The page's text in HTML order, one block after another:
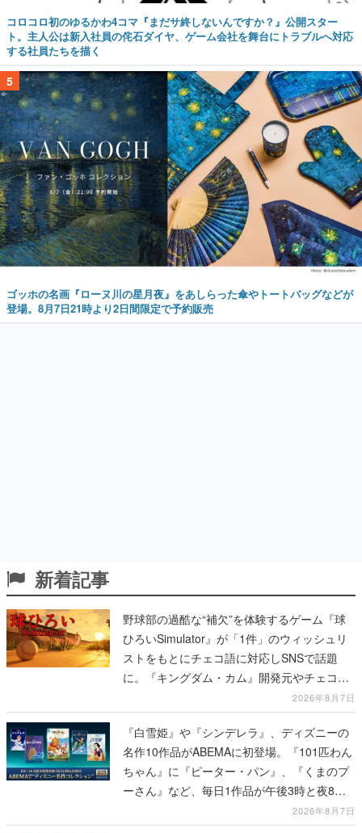
5
ゴッホの名画『ローヌ川の星月夜』をあしらった傘やトートバッグなどが
登場。8月7日21時より2日間限定で予約販売
ストをもとにチェコ語に対応しSNSで話題
に。『キングダム・カム』開発元やチェコの
プロ野球選手から称賛の声
2026年8月7日
『白雪姫』や『シンデレラ』、ディズニーの
名作10作品がABEMAに初登場。『101匹わん
ちゃん』に『ピーター・パン』、『くまのプ
ーさん』など、毎日1作品が午後3時と夜8時
に2回放送
2026年8月7日
『VRChat』向け新作3Dモデル「ニュイ」が
本日8月7日からBOOTHにて発売。瞳に光る
星や感情豊かな表情が、小悪魔かわいい